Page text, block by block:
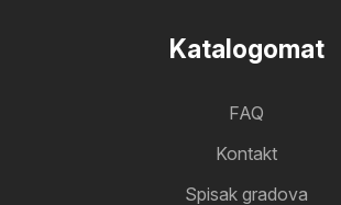
Katalogomat
FAQ
Kontakt
Spisak gradova